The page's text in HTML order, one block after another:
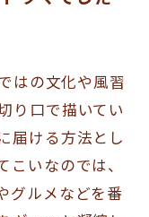
はの文化や風習
り口で描いてい
届ける方法とし
いなのでは、
グルメなどを番